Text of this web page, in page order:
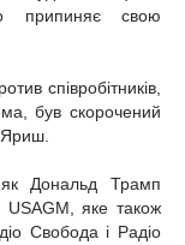
припиняє свою
співробітників,
був скорочений
Яриш.
Дональд Трамп
яке також
Свобода і Радіо